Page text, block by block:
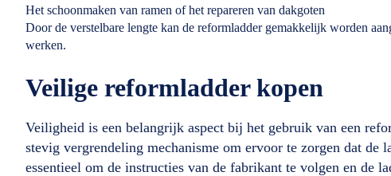
Het schoonmaken van ramen of het repareren van dakgoten
Door de verstelbare lengte kan de reformladder gemakkelijk worden
werken.
Veilige reformladder kopen
Veiligheid is een belangrijk aspect bij het gebruik van een
stevig vergrendeling mechanisme om ervoor te zorgen dat
essentieel om de instructies van de fabrikant te volgen en de